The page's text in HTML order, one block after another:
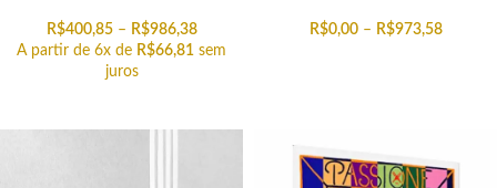
R$400,85 – R$986,38
A partir de 6x de R$66,81 sem
juros
R$0,00 – R$973,58